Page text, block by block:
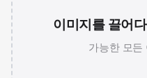
이미지를 끌어
가능한 모든